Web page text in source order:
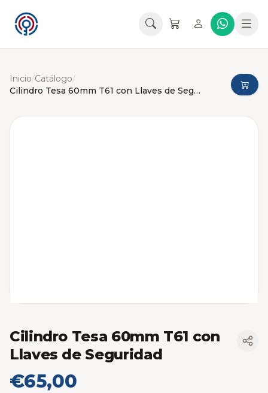
Inicio/Catálogo/
Cilindro Tesa 60mm T61 con Llaves de Seguridad
Cilindro Tesa 60mm T61 con
Llaves de Seguridad
€65,00